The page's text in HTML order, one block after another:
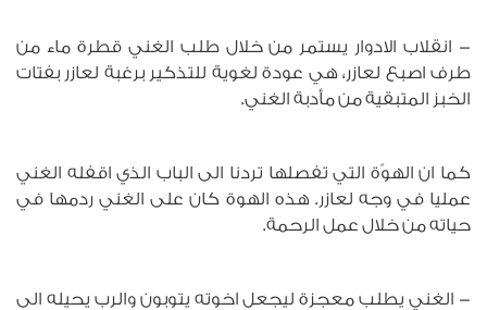
- انقلاب الادوار يستمر من خلال طلب الغني قطرة ماء من
طرف اصبع لعازر، هي عودة لغوية للتذكير برغبة لعازر بفتات
الخبز المتبقية من مأدبة الغني.
كما ان الهوّة التي تفصلها تردنا الى الباب الذي اقفله الغني
عمليا في وجه لعازر. هذه الهوة كان على الغني ردمها في
حياته من خلال عمل الرحمة.
- الغني يطلب معجزة ليجعل اخوته يتوبون والرب يحيله الى